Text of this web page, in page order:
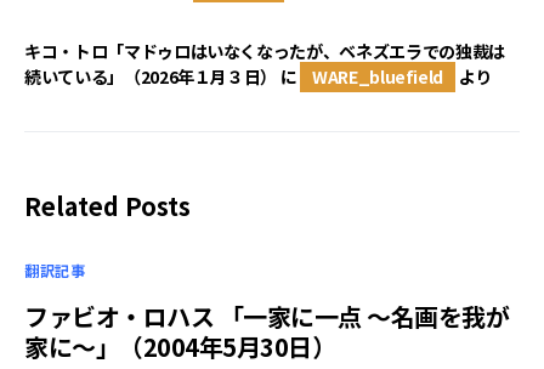
キコ・トロ「マドゥロはいなくなったが、ベネズエラでの独裁は
続いている」（2026年１月３日）
に WARE_bluefield より
Related Posts
翻訳記事
ファビオ・ロハス 「一家に一点 ～名画を我が
家に～」（2004年5月30日）